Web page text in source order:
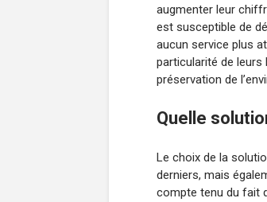
augmenter leur
est susceptible de
aucun service plus
particularité de leurs
préservation de
Quelle
Le choix de la
derniers, mais
compte tenu du fait